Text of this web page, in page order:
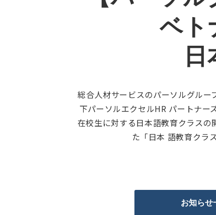
ベト
総合人材サービスのパーソルグル
下パーソルエクセルHR パートナ
在校生に対する日本語教育クラス
た「日本 語教育クラ
お知らせ